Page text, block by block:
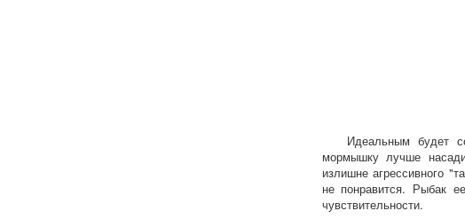
Идеальным будет
мормышку лучше
излишне агрессивного
не понравится. Рыбак
чувствительности.